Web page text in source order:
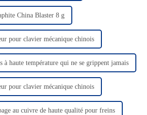
China Blaster 8 g
pour clavier mécanique chinois
à haute température qui ne se grippent jamais
pour clavier mécanique chinois
au cuivre de haute qualité pour freins